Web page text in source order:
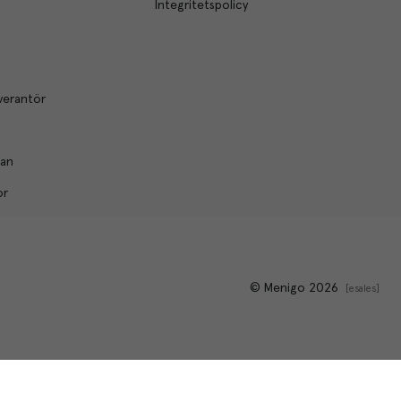
Integritetspolicy
© Menigo 2026 esales]